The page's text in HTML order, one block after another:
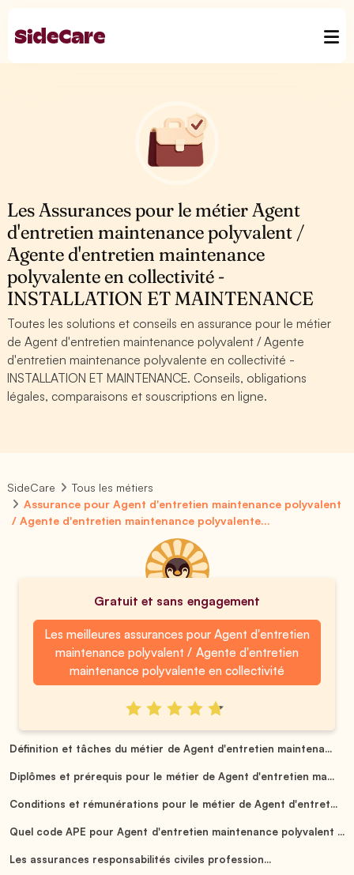
Les Assurances pour le métier Agent
d'entretien maintenance polyvalent /
Agente d'entretien maintenance
polyvalente en collectivité -
INSTALLATION ET MAINTENANCE
Toutes les solutions et conseils en assurance pour le métier
de Agent d'entretien maintenance polyvalent / Agente
d'entretien maintenance polyvalente en collectivité -
INSTALLATION ET MAINTENANCE. Conseils, obligations
légales, comparaisons et souscriptions en ligne.
SideCare
Tous les métiers
Assurance pour Agent d'entretien maintenance polyvalent
/ Agente d'entretien maintenance polyvalente...
Gratuit et sans engagement
Les meilleures assurances pour Agent d'entretien
maintenance polyvalent / Agente d'entretien
maintenance polyvalente en collectivité
Définition et tâches du métier de Agent d'entretien maintena...
Diplômes et prérequis pour le métier de Agent d'entretien ma...
Conditions et rémunérations pour le métier de Agent d'entret...
Quel code APE pour Agent d'entretien maintenance polyvalent ...
Les assurances responsabilités civiles profession...